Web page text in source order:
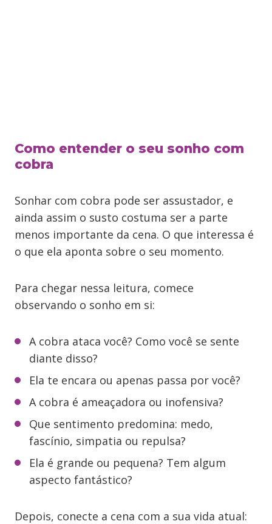
Como entender o seu sonho com
cobra
Sonhar com cobra pode ser assustador, e
ainda assim o susto costuma ser a parte
menos importante da cena. O que interessa é
o que ela aponta sobre o seu momento.
Para chegar nessa leitura, comece
observando o sonho em si:
A cobra ataca você? Como você se sente
diante disso?
Ela te encara ou apenas passa por você?
A cobra é ameaçadora ou inofensiva?
Que sentimento predomina: medo,
fascínio, simpatia ou repulsa?
Ela é grande ou pequena? Tem algum
aspecto fantástico?
Depois, conecte a cena com a sua vida atual: